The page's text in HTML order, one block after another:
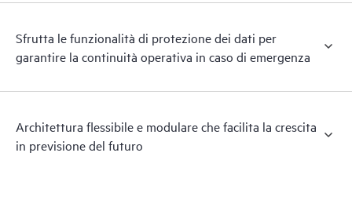
Sfrutta le funzionalità di protezione dei dati per
garantire la continuità operativa in caso di emergenza
Architettura flessibile e modulare che facilita la crescita
in previsione del futuro